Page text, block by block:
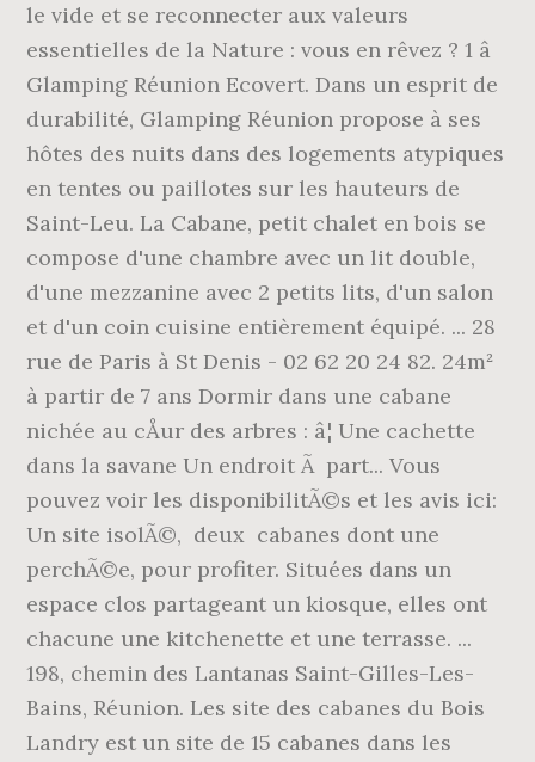
le vide et se reconnecter aux valeurs
essentielles de la Nature : vous en rêvez ? 1 â
Glamping Réunion Ecovert. Dans un esprit de
durabilité, Glamping Réunion propose à ses
hôtes des nuits dans des logements atypiques
en tentes ou paillotes sur les hauteurs de
Saint-Leu. La Cabane, petit chalet en bois se
compose d'une chambre avec un lit double,
d'une mezzanine avec 2 petits lits, d'un salon
et d'un coin cuisine entièrement équipé. ... 28
rue de Paris à St Denis - 02 62 20 24 82. 24m²
à partir de 7 ans Dormir dans une cabane
nichée au cÅur des arbres : â¦ Une cachette
dans la savane Un endroit Ã part... Vous
pouvez voir les disponibilitÃ©s et les avis ici:
Un site isolÃ©, deux cabanes dont une
perchÃ©e, pour profiter. Situées dans un
espace clos partageant un kiosque, elles ont
chacune une kitchenette et une terrasse. ...
198, chemin des Lantanas Saint-Gilles-Les-
Bains, Réunion. Les site des cabanes du Bois
Landry est un site de 15 cabanes dans les